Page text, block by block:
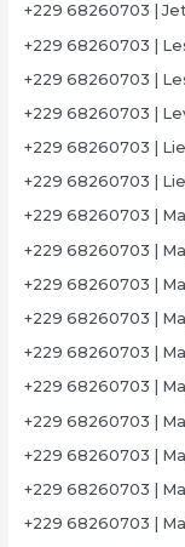
+229 68260703 |
+229 68260703 |
+229 68260703 |
+229 68260703 |
+229 68260703 |
+229 68260703 |
+229 68260703 |
+229 68260703 |
+229 68260703 |
+229 68260703 |
+229 68260703 |
+229 68260703 |
+229 68260703 |
+229 68260703 |
+229 68260703 |
+229 68260703 |